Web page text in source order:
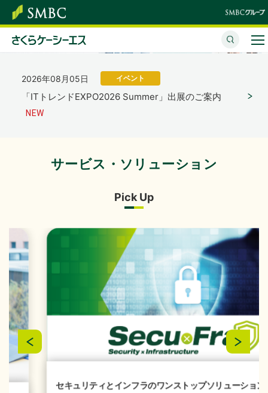
「さくらケーシーエス、ヴィッセル神戸オフィシャル
パートナーとして2026/27シーズンを応援」を掲載し
ました。
（4,123KB）
2026年08月05日 イベント
「ITトレンドEXPO2026 Summer」出展のご案内
2026年07月31日 経営・財務
2026年07月31日 経営・財務
2027年３月期 第１四半期決算短信〔日本基準〕（連
結）
2026年07月29日
『1,149件のAI活用アイデアが集結「生成AIプロンプト
コンテストを開催」』を掲載しました。
サービス・ソリューション
Pick Up
セキュリティとインフラのワンストップソリューション
サービス・ソリューション
採用情報
お問い合わせ